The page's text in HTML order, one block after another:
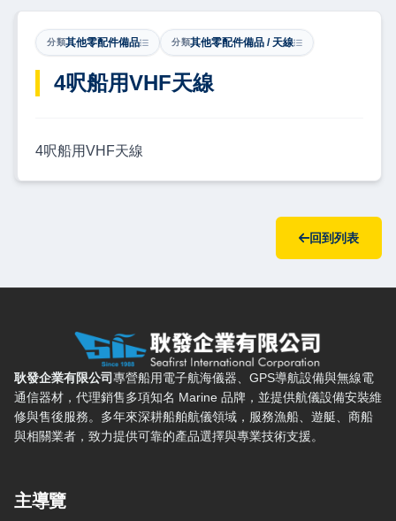
分類其他零配件備品 分類其他零配件備品 / 天線
4呎船用VHF天線
4呎船用VHF天線
回到列表
耿發企業有限公司 — 網站概要、主導覽與聯絡方式
耿發企業有限公司專營船用電子航海儀器、GPS導航設備與無線電
通信器材，代理銷售多項知名 Marine 品牌，並提供航儀設備安裝維
修與售後服務。多年來深耕船舶航儀領域，服務漁船、遊艇、商船
與相關業者，致力提供可靠的產品選擇與專業技術支援。
主導覽